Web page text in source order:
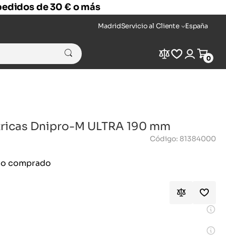
de 30 € o más
MadridServicio al Cliente España
Compare
Wishlist
Login
Cart
0
Dnipro-M ULTRA 190 mm
Código: 81384000
comprado